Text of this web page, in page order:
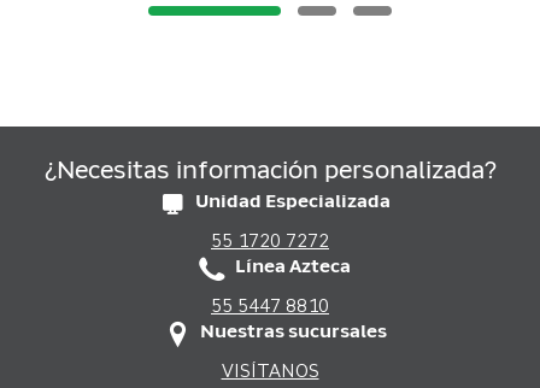
¿Necesitas información personalizada?
Unidad Especializada
55 1720 7272
Línea Azteca
55 5447 8810
Nuestras sucursales
VISÍTANOS